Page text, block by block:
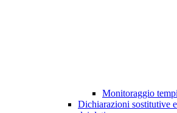
Monitoraggio
Dichiarazioni sostitutive